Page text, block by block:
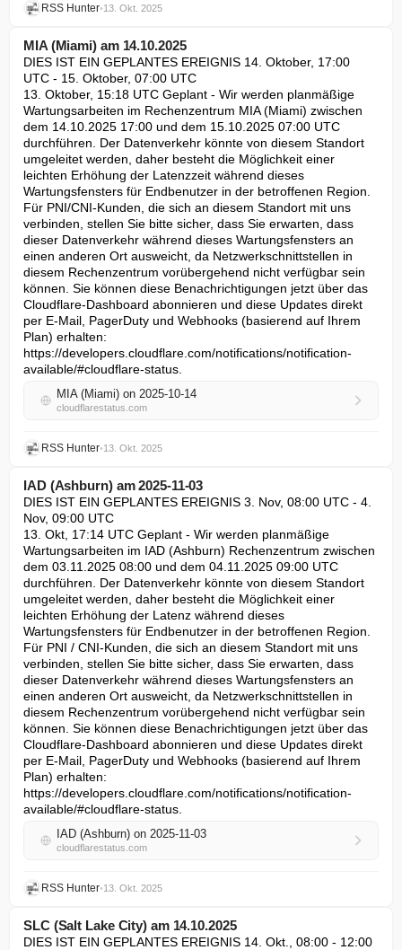
RSS Hunter•13. Okt. 2025
MIA (Miami) am 14.10.2025
DIES IST EIN GEPLANTES EREIGNIS 14. Oktober, 17:00
UTC - 15. Oktober, 07:00 UTC
13. Oktober, 15:18 UTC Geplant - Wir werden planmäßige
Wartungsarbeiten im Rechenzentrum MIA (Miami) zwischen
dem 14.10.2025 17:00 und dem 15.10.2025 07:00 UTC
durchführen. Der Datenverkehr könnte von diesem Standort
umgeleitet werden, daher besteht die Möglichkeit einer
leichten Erhöhung der Latenzzeit während dieses
Wartungsfensters für Endbenutzer in der betroffenen Region.
Für PNI/CNI-Kunden, die sich an diesem Standort mit uns
verbinden, stellen Sie bitte sicher, dass Sie erwarten, dass
dieser Datenverkehr während dieses Wartungsfensters an
einen anderen Ort ausweicht, da Netzwerkschnittstellen in
diesem Rechenzentrum vorübergehend nicht verfügbar sein
können. Sie können diese Benachrichtigungen jetzt über das
Cloudflare-Dashboard abonnieren und diese Updates direkt
per E-Mail, PagerDuty und Webhooks (basierend auf Ihrem
Plan) erhalten:
https://developers.cloudflare.com/notifications/notification-
available/#cloudflare-status.
MIA (Miami) on 2025-10-14
cloudflarestatus.com
RSS Hunter•13. Okt. 2025
IAD (Ashburn) am 2025-11-03
DIES IST EIN GEPLANTES EREIGNIS 3. Nov, 08:00 UTC - 4.
Nov, 09:00 UTC
13. Okt, 17:14 UTC Geplant - Wir werden planmäßige
Wartungsarbeiten im IAD (Ashburn) Rechenzentrum zwischen
dem 03.11.2025 08:00 und dem 04.11.2025 09:00 UTC
durchführen. Der Datenverkehr könnte von diesem Standort
umgeleitet werden, daher besteht die Möglichkeit einer
leichten Erhöhung der Latenz während dieses
Wartungsfensters für Endbenutzer in der betroffenen Region.
Für PNI / CNI-Kunden, die sich an diesem Standort mit uns
verbinden, stellen Sie bitte sicher, dass Sie erwarten, dass
dieser Datenverkehr während dieses Wartungsfensters an
einen anderen Ort ausweicht, da Netzwerkschnittstellen in
diesem Rechenzentrum vorübergehend nicht verfügbar sein
können. Sie können diese Benachrichtigungen jetzt über das
Cloudflare-Dashboard abonnieren und diese Updates direkt
per E-Mail, PagerDuty und Webhooks (basierend auf Ihrem
Plan) erhalten:
https://developers.cloudflare.com/notifications/notification-
available/#cloudflare-status.
IAD (Ashburn) on 2025-11-03
cloudflarestatus.com
RSS Hunter•13. Okt. 2025
SLC (Salt Lake City) am 14.10.2025
DIES IST EIN GEPLANTES EREIGNIS 14. Okt., 08:00 - 12:00